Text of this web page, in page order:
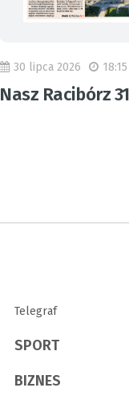
30 lipca 2026 18:15
Nasz Racibórz
Telegraf
SPORT
BIZNES